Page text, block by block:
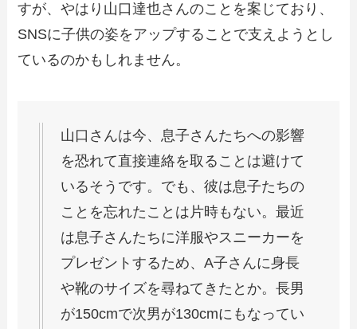
すが、やはり山口達也さんのことを案じており、
SNSに子供の姿をアップすることで支えようとし
ているのかもしれません。
山口さんは今、息子さんたちへの影響
を恐れて直接連絡を取ることは避けて
いるそうです。でも、彼は息子たちの
ことを忘れたことは片時もない。最近
は息子さんたちに洋服やスニーカーを
プレゼントするため、A子さんに身長
や靴のサイズを尋ねてきたとか。長男
が150cmで次男が130cmにもなってい